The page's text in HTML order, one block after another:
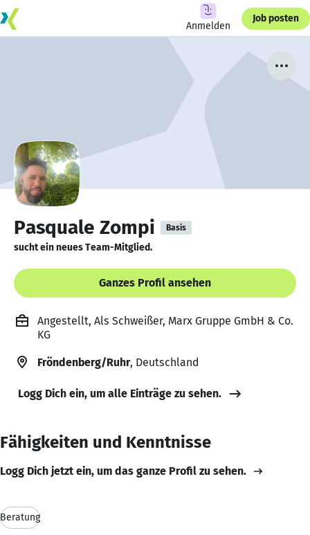
Anmelden
Job posten
Pasquale Zompi Basis
sucht ein neues Team-Mitglied.
Ganzes Profil ansehen
Angestellt, Als Schweißer, Marx Gruppe GmbH & Co.
KG
Fröndenberg/Ruhr, Deutschland
Logg Dich ein, um alle Einträge zu sehen.
Fähigkeiten und Kenntnisse
Logg Dich jetzt ein, um das ganze Profil zu sehen.
Beratung